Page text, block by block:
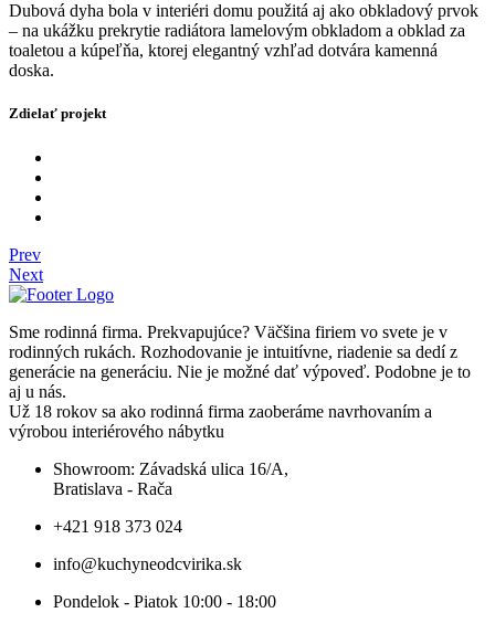
Dubová dyha bola v interiéri domu použitá aj ako obkladový prvok
– na ukážku prekrytie radiátora lamelovým obkladom a obklad za
toaletou a kúpeľňa, ktorej elegantný vzhľad dotvára kamenná
doska.
Zdielať projekt
Prev
Next
Sme rodinná firma. Prekvapujúce? Väčšina firiem vo svete je v
rodinných rukách. Rozhodovanie je intuitívne, riadenie sa dedí z
generácie na generáciu. Nie je možné dať výpoveď. Podobne je to
aj u nás.
Už 18 rokov sa ako rodinná firma zaoberáme navrhovaním a
výrobou interiérového nábytku
Showroom: Závadská ulica 16/A,
Bratislava - Rača
+421 918 373 024
info@kuchyneodcvirika.sk
Pondelok - Piatok 10:00 - 18:00